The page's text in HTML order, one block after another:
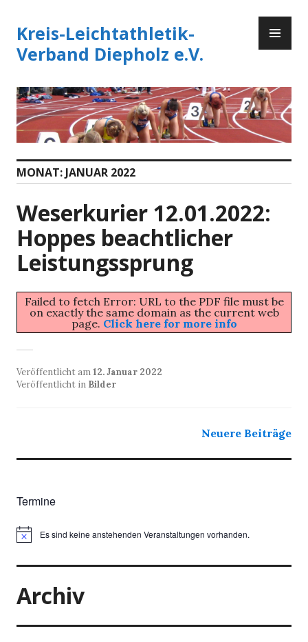
Inhalt
springen
Kreis-Leichtathletik-
Verband Diepholz e.V.
MONAT: JANUAR 2022
Weserkurier 12.01.2022:
Hoppes beachtlicher
Leistungssprung
Failed to fetch Error: URL to the PDF file must be
on exactly the same domain as the current web
page. Click here for more info
Veröffentlicht am12. Januar 2022
Veröffentlicht in Bilder
BeitragsnavigationNeuere Beiträge
Termine
Es sind keine anstehenden Veranstaltungen vorhanden.
Archiv